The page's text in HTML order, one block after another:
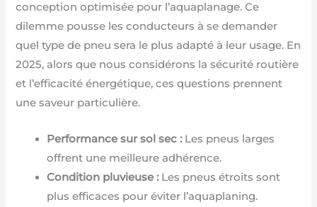
conception optimisée pour l’aquaplanage. Ce
dilemme pousse les conducteurs à se demander
quel type de pneu sera le plus adapté à leur usage. En
2025, alors que nous considérons la sécurité routière
et l’efficacité énergétique, ces questions prennent
une saveur particulière.
Performance sur sol sec :Les pneus larges
offrent une meilleure adhérence.
Condition pluvieuse :Les pneus étroits sont
plus efficaces pour éviter l’aquaplaning.